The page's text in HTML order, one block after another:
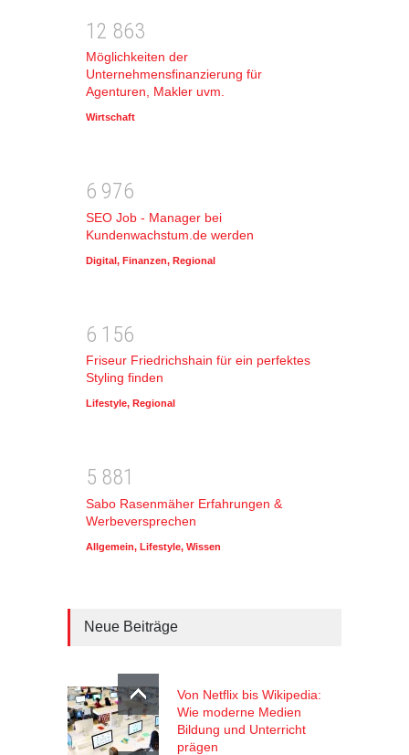
1 2 863
Möglichkeiten der
Unternehmensfinanzierung für
Agenturen, Makler uvm.
Wirtschaft
6 976
SEO Job - Manager bei
Kundenwachstum.de werden
Digital, Finanzen, Regional
6 1 56
Friseur Friedrichshain für ein perfektes
Styling finden
Lifestyle, Regional
5 881
Sabo Rasenmäher Erfahrungen &
Werbeversprechen
Allgemein, Lifestyle, Wissen
Neue Beiträge
Von Netflix bis Wikipedia:
Wie moderne Medien
Bildung und Unterricht
prägen